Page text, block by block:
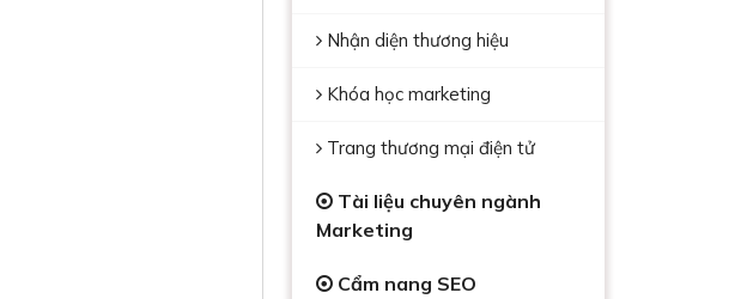
Nhận diện thương hiệu
Khóa học marketing
Trang thương mại điện tử
Tài liệu chuyên ngành
Marketing
Cẩm nang SEO